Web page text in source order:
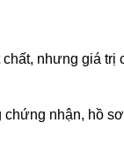
nhưng giá trị
nhận, hồ